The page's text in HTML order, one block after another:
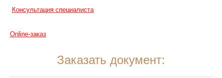
Консультация специалиста
Online-заказ
Заказать документ: